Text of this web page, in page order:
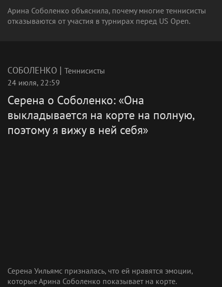
Арина Соболенко объяснила, почему многие теннисисты
отказываются от участия в турнирах перед US Open.
СОБОЛЕНКО | Теннисисты
24 июля, 22:59
Серена о Соболенко: «Она
выкладывается на корте на полную,
поэтому я вижу в ней себя»
Серена Уильямс призналась, что ей нравятся эмоции,
которые Арина Соболенко показывает на корте.